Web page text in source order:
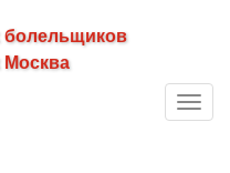
болельщиков